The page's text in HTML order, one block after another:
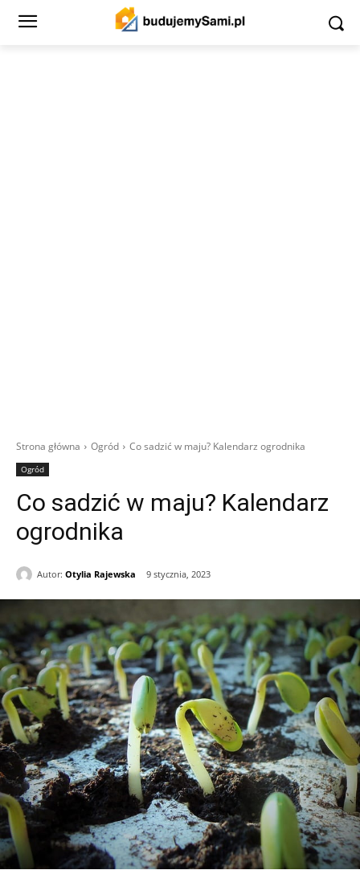
Strona główna Ogród Co sadzić w maju? Kalendarz ogrodnika
Ogród
Co sadzić w maju? Kalendarz
ogrodnika
Autor: Otylia Rajewska 9 stycznia, 2023